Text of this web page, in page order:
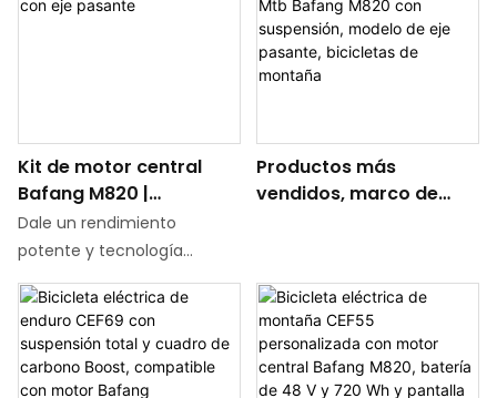
longing-luta longing-luta
lástima.
Este cuadro está diseñado
específicamente para ser
compatible con motores
Shimano EP800/EP801 y se
puede utilizar con baterías
Shimano BT-E8035, E8036 y
Darfon E4C0G. Empleamos
orejetas UDH
asistida por electricidad.
Con un cuerpo liviano de
fibra de carbono, heredar
29ers e integrar la confianza
de control de la suspensión
completa, inyecta a su
triple de estabilidad,
eficiencia y ferocidad.
Desde exceso de velocidad
a través de senderos
forestales hasta cuesta
Kit de motor central
Bafang M820 |
Conversión ligera a
bicicleta eléctrica
pasante
Dale un rendimiento
potente y tecnología
moderna a tu bicicleta
favorita. El kit de motor
central Bafang M820 es la
solución ideal para
conversiones de bicicletas
Productos más
vendidos, marco de
suspensión, modelo de
eje pasante, bicicletas
de montaña